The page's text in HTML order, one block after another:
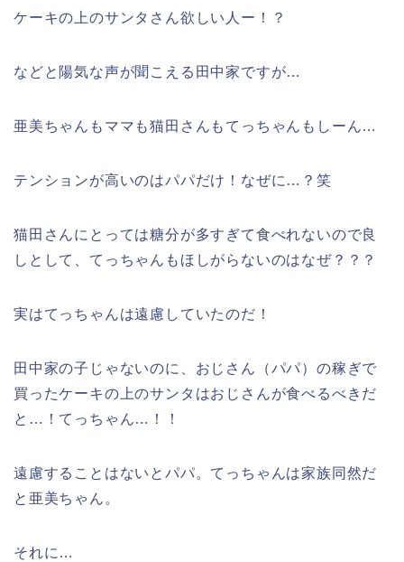
ケーキの上のサンタさん欲しい人ー！？
などと陽気な声が聞こえる田中家ですが…
亜美ちゃんもママも猫田さんもてっちゃんもしーん…
テンションが高いのはパパだけ！なぜに…？笑
猫田さんにとっては糖分が多すぎて食べれないので良
しとして、てっちゃんもほしがらないのはなぜ？？？
実はてっちゃんは遠慮していたのだ！
田中家の子じゃないのに、おじさん（パパ）の稼ぎで
買ったケーキの上のサンタはおじさんが食べるべきだ
と…！てっちゃん…！！
遠慮することはないとパパ。てっちゃんは家族同然だ
と亜美ちゃん。
それに…